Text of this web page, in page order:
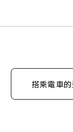
搭乘電車